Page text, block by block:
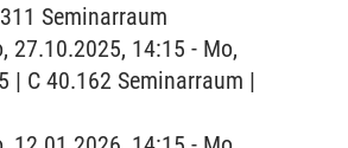
Seminarraum
27.10.2025, 14:15 - Mo,
| C 40.162 Seminarraum |